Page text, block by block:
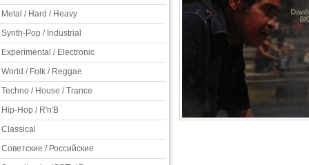
Metal / Hard / Heavy
Synth-Pop / Industrial
Experimental / Electronic
World / Folk / Reggae
Techno / House / Trance
Hip-Hop / R'n'B
Classical
Советские / Российские